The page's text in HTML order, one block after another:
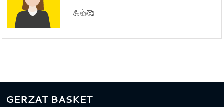
💪👍🥰
GERZAT BASKET